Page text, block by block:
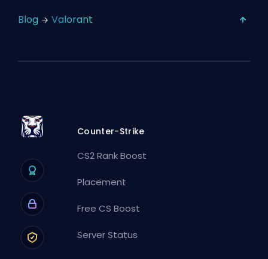
Blog Valorant
Counter-Strike
CS2 Rank Boost
Placement
Free CS Boost
Server Status